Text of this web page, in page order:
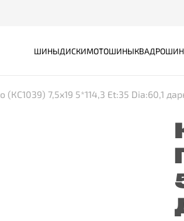
ШИНЫДИСКИМОТОШИНЫ
(КС1039) 7,5x19 5*114,3 Et:35 Dia:60,1